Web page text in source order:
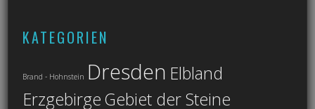
KATEGORIEN
Brand - Hohnstein Dresden Elbland
ErzgebirgeGebiet der Steine